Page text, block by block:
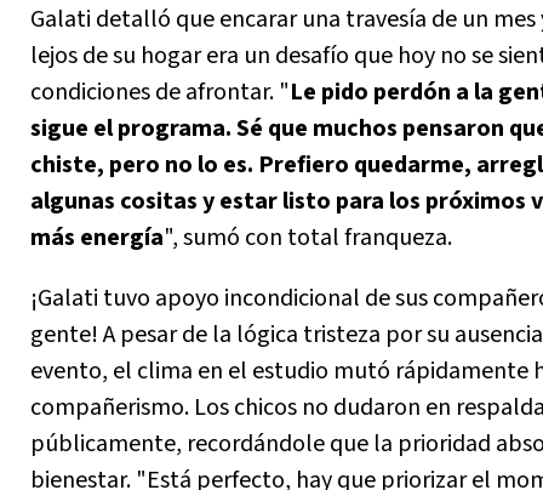
Galati detalló que encarar una travesía de un mes
lejos de su hogar era un desafío que hoy no se
condiciones de afrontar. "Le pido perdón a la
sigue el programa. Sé que muchos pensaron
chiste, pero no lo es. Prefiero quedarme,
algunas cositas y estar listo para los próximos
más energía", sumó con total franqueza.
¡Galati tuvo apoyo incondicional de sus
gente! A pesar de la lógica tristeza por su
evento, el clima en el estudio mutó rápidamente
compañerismo. Los chicos no dudaron en
públicamente, recordándole que la prioridad
bienestar. "Está perfecto, hay que priorizar el